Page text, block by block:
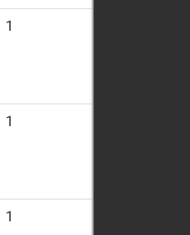
1
1
1